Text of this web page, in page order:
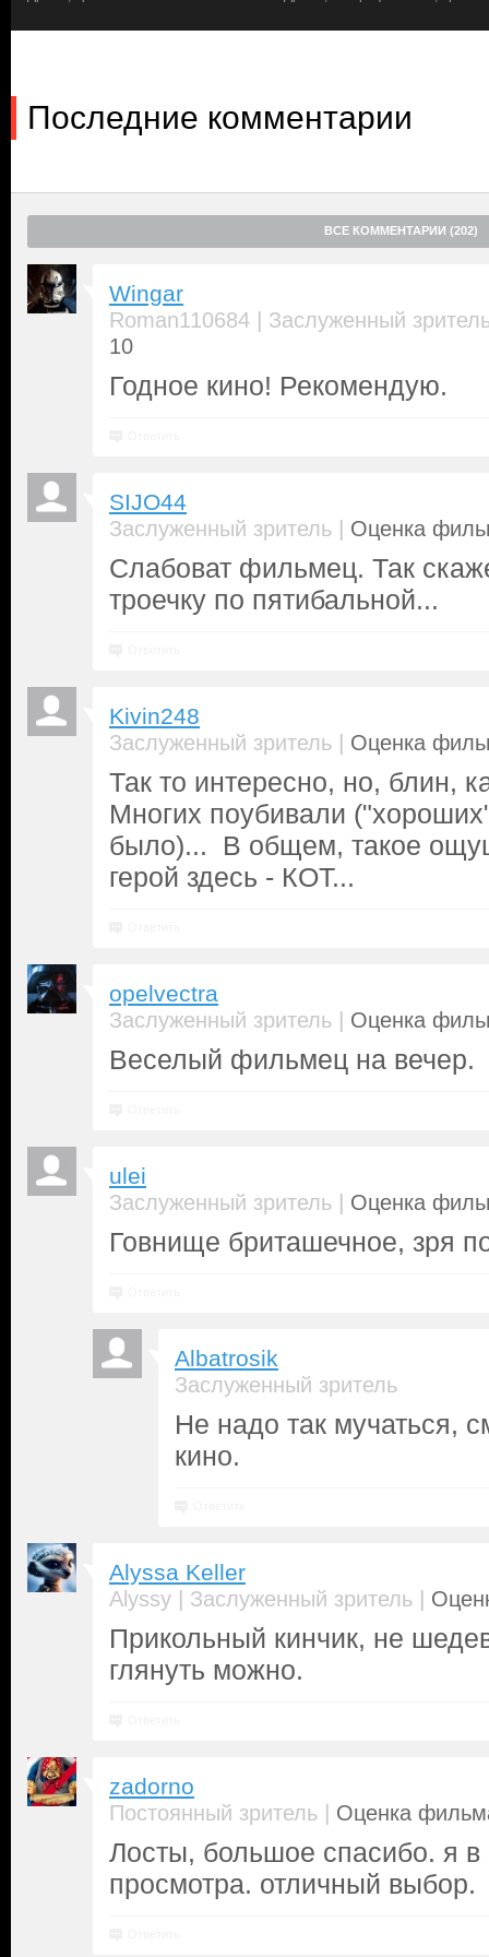
Последние комментарии
ВСЕ КОММЕНТАРИИ (202)
Wingar
Roman110684 | Заслуженный
10
Годное кино! Рекомендую.
SIJO44
Заслуженный зритель | Оценка
Слабоват фильмец. Так
троечку по пятибальной...
Kivin248
Заслуженный зритель | Оценка
Так то интересно, но, блин,
Многих поубивали
было)... В общем, такое
герой здесь - КОТ...
opelvectra
Заслуженный зритель | Оценка
Веселый фильмец на вечер.
ulei
Заслуженный зритель | Оценка
Говнище бриташечное, зря
Albatrosik
Заслуженный зритель
Не надо так мучаться,
кино.
Alyssa Keller
Alyssy | Заслуженный зритель |
Прикольный кинчик, не
глянуть можно.
zadorno
Постоянный зритель | Оценка
Лосты, большое спасибо. я в
просмотра. отличный выбор.